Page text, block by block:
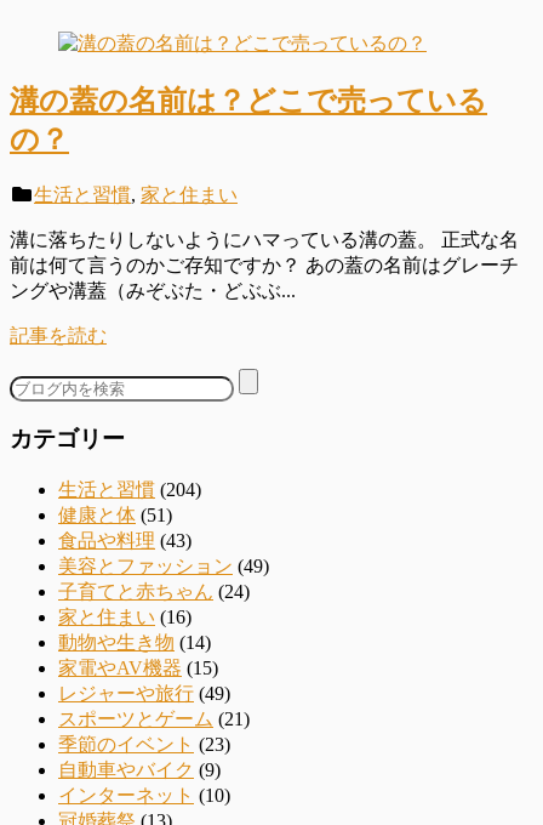
溝の蓋の名前は？どこで売っている
の？
生活と習慣, 家と住まい
溝に落ちたりしないようにハマっている溝の蓋。 正式な名
前は何て言うのかご存知ですか？ あの蓋の名前はグレーチ
ングや溝蓋（みぞぶた・どぶぶ...
記事を読む
カテゴリー
生活と習慣 (204)
健康と体 (51)
食品や料理 (43)
美容とファッション (49)
子育てと赤ちゃん (24)
家と住まい (16)
動物や生き物 (14)
家電やAV機器 (15)
レジャーや旅行 (49)
スポーツとゲーム (21)
季節のイベント (23)
自動車やバイク (9)
インターネット (10)